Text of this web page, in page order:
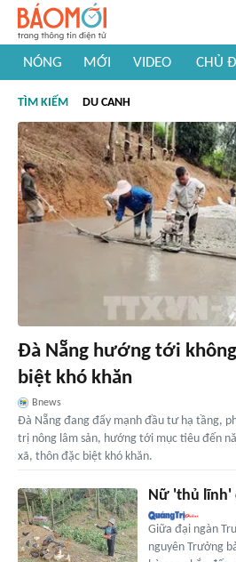
NÓNG MỚI VIDEO CHỦ
#Khám phá thế giới
TÌM KIẾM DU CANH
Đà Nẵng hướng tới
biệt khó khăn
Bnews
Đà Nẵng đang đẩy mạnh đầu tư hạ tầng,
trị nông lâm sản, hướng tới mục tiêu đến
xã, thôn đặc biệt khó khăn.
Nữ 'thủ lĩnh'
Giữa đại ngàn
nguyên Trưởng